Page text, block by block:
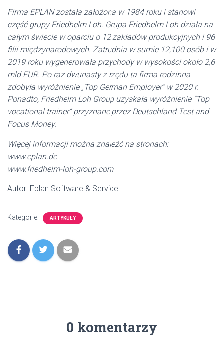
Firma EPLAN została założona w 1984 roku i stanowi
część grupy Friedhelm Loh. Grupa Friedhelm Loh działa na
całym świecie w oparciu o 12 zakładów produkcyjnych i 96
filii międzynarodowych. Zatrudnia w sumie 12,100 osób i w
2019 roku wygenerowała przychody w wysokości około 2,6
mld EUR. Po raz dwunasty z rzędu ta firma rodzinna
zdobyła wyróżnienie „Top German Employer” w 2020 r.
Ponadto, Friedhelm Loh Group uzyskała wyróżnienie “Top
vocational trainer” przyznane przez Deutschland Test and
Focus Money.
Więcej informacji można znaleźć na stronach:
www.eplan.de
www.friedhelm-loh-group.com
Autor: Eplan Software & Service
Kategorie: ARTYKUŁY
0 komentarzy